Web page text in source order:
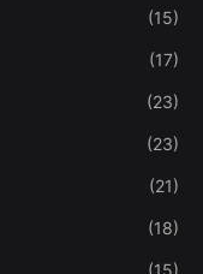
(15)
(17)
(23)
(23)
(21)
(18)
(15)